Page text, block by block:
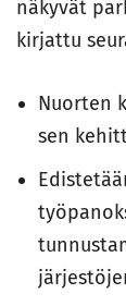
näkyvät
kirjattu
Nuorten
sen